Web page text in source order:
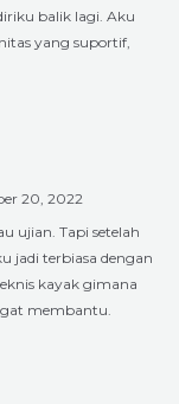
balik lagi. Aku
yang suportif,
20, 2022
ujian. Tapi setelah
jadi terbiasa dengan
kayak gimana
membantu.